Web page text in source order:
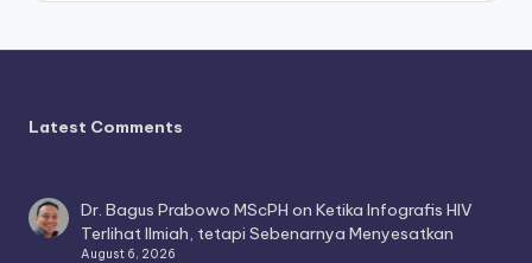
Latest Comments
Dr. Bagus Prabowo MScPH onKetika Infografis HIV
Terlihat Ilmiah, tetapi Sebenarnya Menyesatkan
August 6, 2026